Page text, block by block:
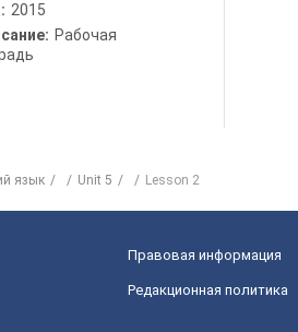
2015
Рабочая
язык Unit 5 Lesson 2
Правовая информация
Редакционная политика